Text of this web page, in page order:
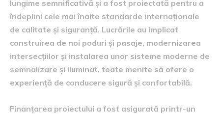
lungime semnificativă și a fost proiectată pentru a
îndeplini cele mai înalte standarde internaționale
de calitate și siguranță. Lucrările au implicat
construirea de noi poduri și pasaje, modernizarea
intersecțiilor și instalarea unor sisteme moderne de
semnalizare și iluminat, toate menite să ofere o
experiență de conducere sigură și confortabilă.
Finanțarea proiectului a fost asigurată printr-un